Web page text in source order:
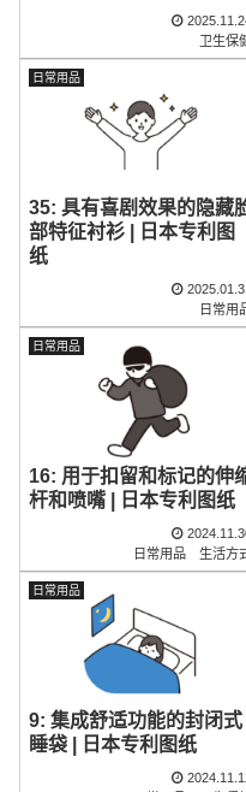
卫生保
日常用品
35: 具有喜剧效果的隐藏
部特征衬衫 | 日本专利图
纸
日常用
日常用品
16: 用于扣留和标记的伸
杆和喷嘴 | 日本专利图纸
日常用品
生活方
日常用品
9: 集成舒适功能的封闭式
睡袋 | 日本专利图纸